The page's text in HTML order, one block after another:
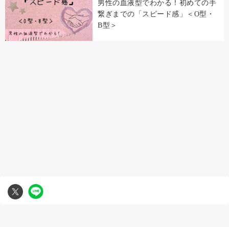
男性の血液型でわかる！初めての手
繋ぎまでの「スピード感」＜O型・
B型＞